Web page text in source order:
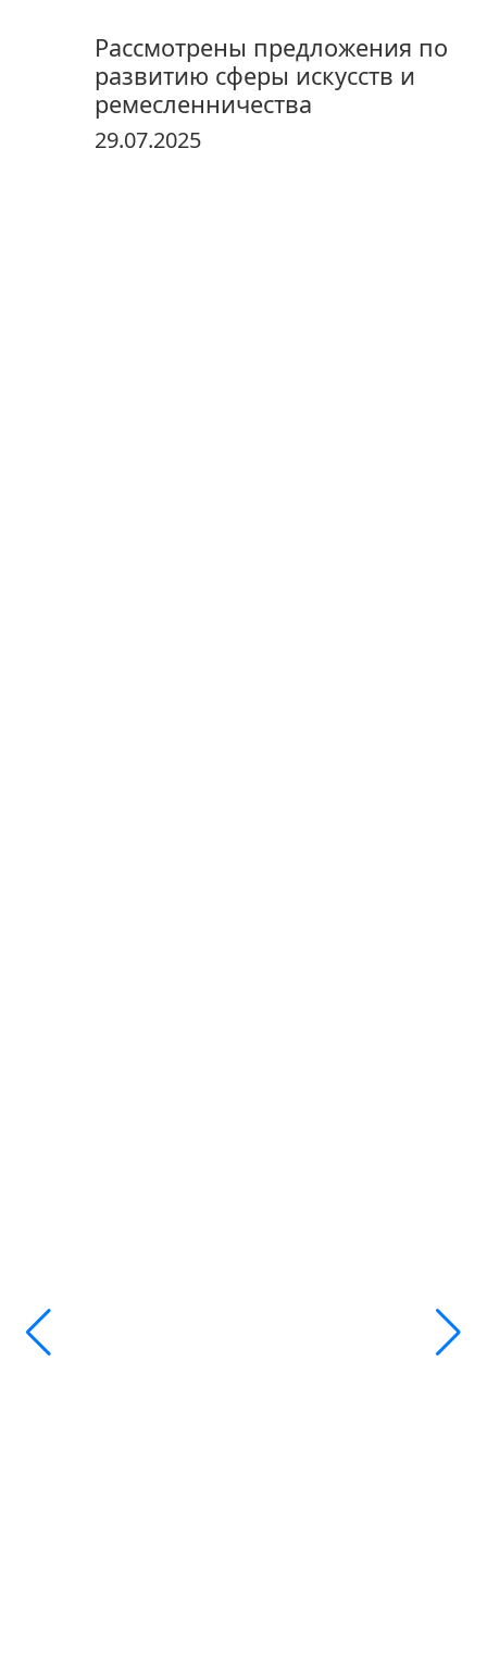
sertifikatlashtirish markazi
Рассмотрены предложения по
развитию сферы искусств и
ремесленничества
29.07.2025